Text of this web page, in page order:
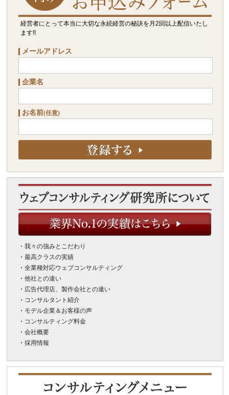
経営者にとって本当に大切な永続経営の秘訣を月2回以上配信いたし
ます!!
メールアドレス
企業名
お名前(任意)
・ 我々の強みとこだわり
・ 最高クラスの実績
・ 全業種対応ウェブコンサルティング
・ 他社との違い
・ 広告代理店、製作会社との違い
・ コンサルタント紹介
・ モデル企業＆お客様の声
・ コンサルティング料金
・ 会社概要
・ 採用情報